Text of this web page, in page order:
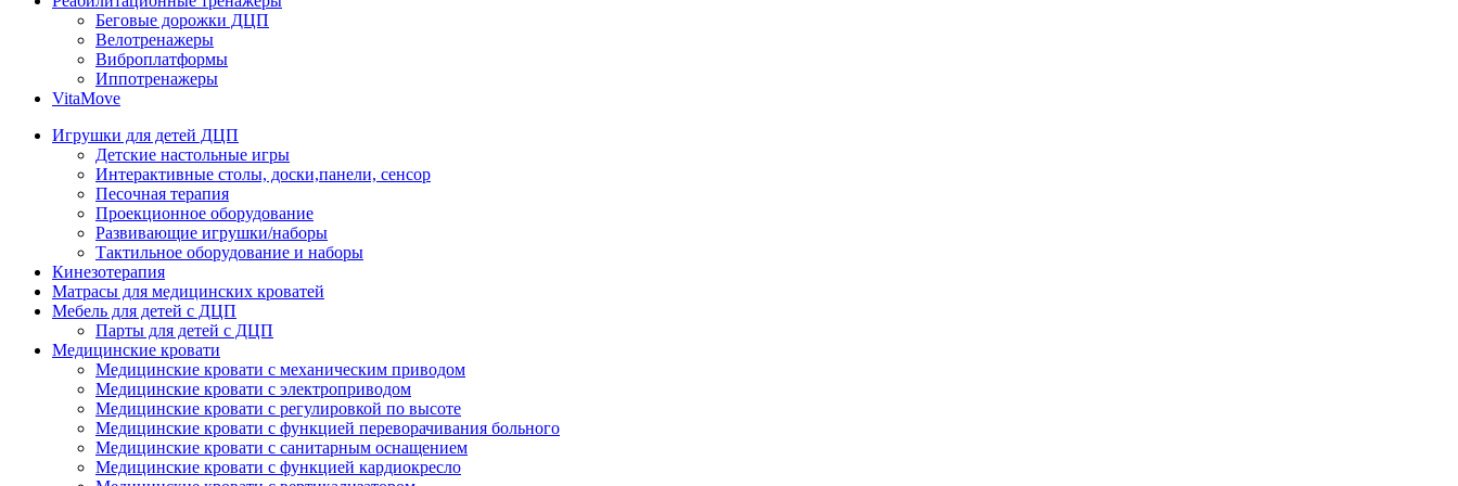
Беговые дорожки ДЦП
Велотренажеры
Виброплатформы
Иппотренажеры
VitaMove
Игрушки для детей ДЦП
Детские настольные игры
Интерактивные столы, доски,панели, сенсор
Песочная терапия
Проекционное оборудование
Развивающие игрушки/наборы
Тактильное оборудование и наборы
Кинезотерапия
Матрасы для медицинских кроватей
Мебель для детей с ДЦП
Парты для детей с ДЦП
Медицинские кровати
Медицинские кровати с механическим приводом
Медицинские кровати с электроприводом
Медицинские кровати с регулировкой по высоте
Медицинские кровати с функцией переворачивания больного
Медицинские кровати с санитарным оснащением
Медицинские кровати с функцией кардиокресло